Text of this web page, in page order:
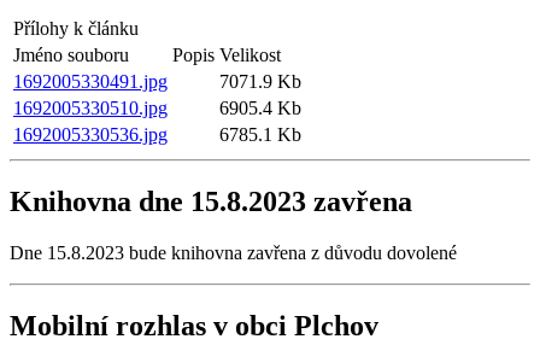
Přílohy k článku
Jméno souboru
Popis Velikost
1692005330491.jpg
7071.9 Kb
1692005330510.jpg
6905.4 Kb
1692005330536.jpg
6785.1 Kb
Knihovna dne 15.8.2023 zavřena
Dne 15.8.2023 bude knihovna zavřena z důvodu dovolené
Mobilní rozhlas v obci Plchov